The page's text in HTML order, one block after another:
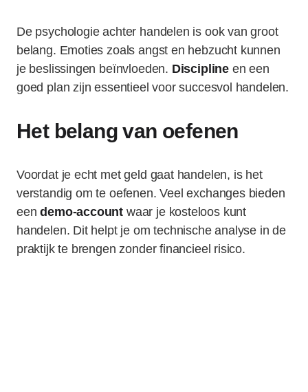
De psychologie achter handelen is ook van groot
belang. Emoties zoals angst en hebzucht kunnen
je beslissingen beïnvloeden. Disciplineen een
goed plan zijn essentieel voor succesvol handelen.
Het belang van oefenen
Voordat je echt met geld gaat handelen, is het
verstandig om te oefenen. Veel exchanges bieden
eendemo-account waar je kosteloos kunt
handelen. Dit helpt je om technische analyse in de
praktijk te brengen zonder financieel risico.